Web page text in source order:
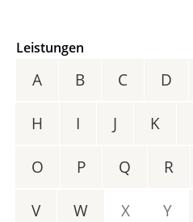
Leistungen
A B C D
H I J K
O P Q R
V W X Y